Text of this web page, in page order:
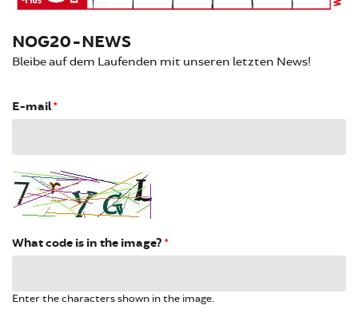
NOG20-NEWS
Bleibe auf dem Laufenden mit unseren letzten News!
E-mail*
What code is in the image? *
Enter the characters shown in the image.